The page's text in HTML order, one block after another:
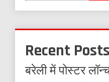
Recent Posts
बरेली में पोस्टर